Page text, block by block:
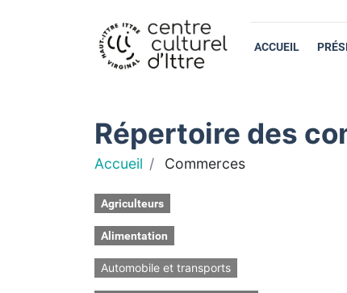
ACCUEIL
Répertoire des
Accueil Commerces
Agriculteurs
Alimentation
Automobile et transports